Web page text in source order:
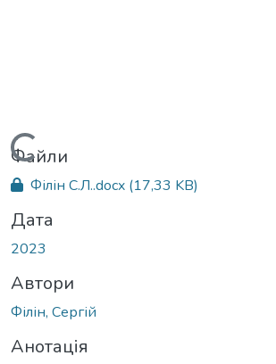
Вантажиться...
Файли
Філін С.Л..docx (17,33 KB)
Дата
2023
Автори
Філін, Сергій
Анотація